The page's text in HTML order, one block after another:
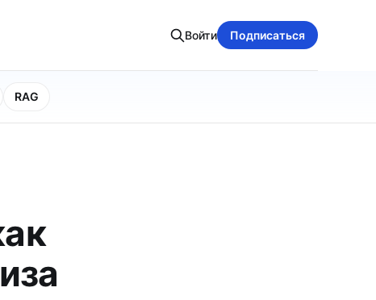
Войти Подписаться
RAG